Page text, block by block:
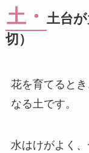
土・ 土台
切）
花を育てると
なる土です。
水はけがよく